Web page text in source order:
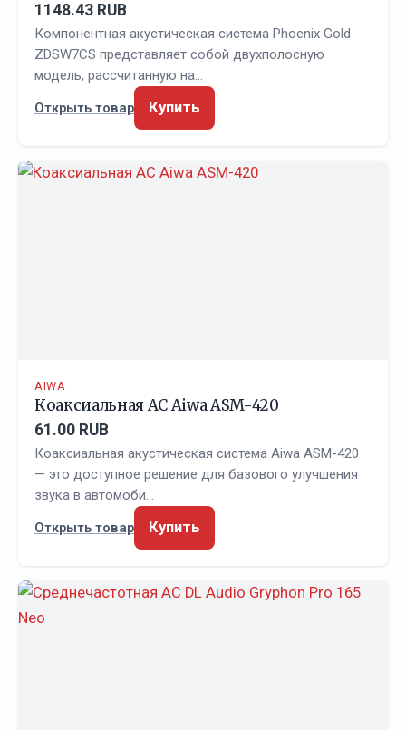
1148.43 RUB
Компонентная акустическая система Phoenix Gold
ZDSW7CS представляет собой двухполосную
модель, рассчитанную на…
Открыть товар
Купить
AIWA
Коаксиальная АС Aiwa ASM-420
61.00 RUB
Коаксиальная акустическая система Aiwa ASM-420
— это доступное решение для базового улучшения
звука в автомоби…
Открыть товар
Купить